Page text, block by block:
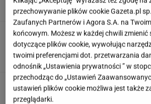
Weekendowy quiz wyłoni
Większość z was odpada
Jedno przekonanie może
osobom z
przechowywanie plików cookie Gazeta.pl
Zaufanych Partnerów i Agora S.A. na
końcowym. Możesz w każdej chwili zmienić
dotyczące plików cookie, wywołując
twoimi preferencjami dot. przetwarzania
odnośnik „Ustawienia prywatności ” w
przechodząc do „Ustawień
ustawień plików cookie możliwa jest także
przeglądarki.